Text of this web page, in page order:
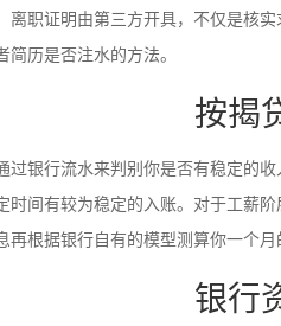
职证明由第三方开具，不仅是核
历是否注水的方法。
按揭
银行流水来判别你是否有稳定
间有较为稳定的入账。对于工薪
根据银行自有的模型测算你一个
银行